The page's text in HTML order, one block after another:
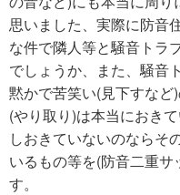
思いました、実際に防音
な件で隣人等と騒音トラ
でしょうか、また、騒音
黙かで苦笑い(見下すな
(やり取り)は本当におき
しおきていないのならそ
いるもの等を(防音二重サ
す。